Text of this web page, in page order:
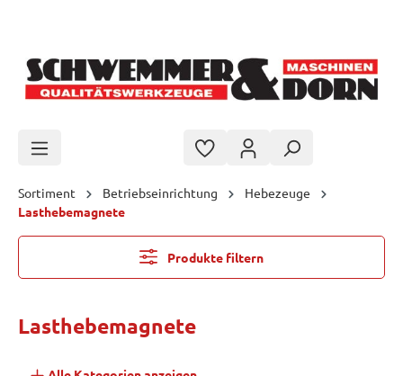
Sortiment Betriebseinrichtung
Hebezeuge
Lasthebemagnete
Produkte filtern
Lasthebemagnete